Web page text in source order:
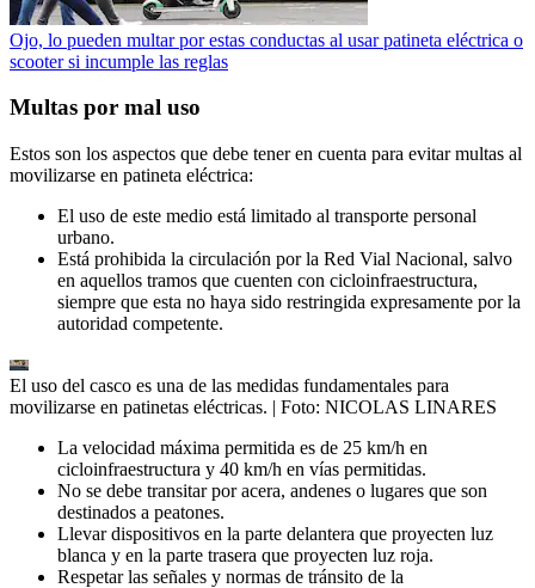
Ojo, lo pueden multar por estas conductas al usar patineta eléctrica o
scooter si incumple las reglas
Multas por mal uso
Estos son los aspectos que debe tener en cuenta para evitar multas al
movilizarse en patineta eléctrica:
El uso de este medio está limitado al transporte personal
urbano.
Está prohibida la circulación por la Red Vial Nacional, salvo
en aquellos tramos que cuenten con cicloinfraestructura,
siempre que esta no haya sido restringida expresamente por la
autoridad competente.
El uso del casco es una de las medidas fundamentales para
movilizarse en patinetas eléctricas. | Foto: NICOLAS LINARES
La velocidad máxima permitida es de 25 km/h en
cicloinfraestructura y 40 km/h en vías permitidas.
No se debe transitar por acera, andenes o lugares que son
destinados a peatones.
Llevar dispositivos en la parte delantera que proyecten luz
blanca y en la parte trasera que proyecten luz roja.
Respetar las señales y normas de tránsito de la